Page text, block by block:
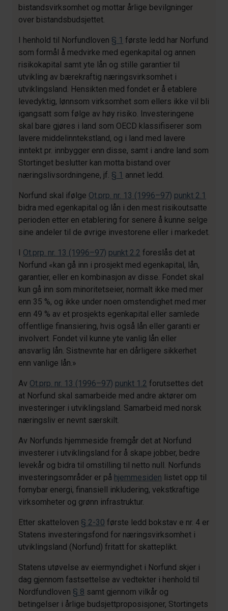
bistandsvirksomhet og mottar årlige bevilgninger
over bistandsbudsjettet.
I henhold til Norfundloven § 1 første ledd har Norfund
som formål å medvirke med egenkapital og annen
risikokapital samt yte lån og stille garantier til
utvikling av bærekraftig næringsvirksomhet i
utviklingsland. Hensikten med fondet er å etablere
levedyktig, lønnsom virksomhet som ellers ikke vil bli
igangsatt som følge av høy risiko. Investeringene
skal bare gjøres i land som OECD klassifiserer som
lavere middelinntekstland, og i land med lavere
inntekt pr. innbygger enn disse, samt i andre land som
Stortinget beslutter kan motta bistand over
næringslivsordningene, jf. § 1 annet ledd.
Norfund skal ifølge Ot.prp. nr. 13 (1996–97) punkt 2.1
bidra med egenkapital og lån i den mest risikoutsatte
perioden etter en etablering for senere å kunne selge
sine andeler til de øvrige investorene eller i markedet.
I Ot.prp. nr. 13 (1996–97) punkt 2.2 foreslås det at
Norfund «kan gå inn i prosjekt med egenkapital, lån,
garantier, eller en kombinasjon av disse. Fondet skal
kun gå inn som minoritetseier, normalt ikke med mer
enn 35 %, og ikke under noen omstendighet med mer
enn 49 % av et prosjekts egenkapital eller samlede
offentlige finansiering, hvis også lån eller garanti er
involvert. Fondet vil kunne yte vanlig lån eller
ansvarlig lån. Sistnevnte har en dårligere sikkerhet
enn vanlige lån.»
Av Ot.prp. nr. 13 (1996–97) punkt 1.2 forutsettes det
at Norfund skal samarbeide med andre aktører om
investeringer i utviklingsland. Samarbeid med norsk
næringsliv er nevnt særskilt.
Av Norfunds hjemmeside fremgår det at Norfund
investerer i utviklingsland for å skape jobber, bedre
levekår og bidra til omstilling til netto null. Norfunds
investeringsområder er på hjemmesiden listet opp til
fornybar energi, finansiell inkludering, vekstkraftige
virksomheter og grønn infrastruktur.
Etter skatteloven § 2-30 første ledd bokstav e nr. 4 er
Statens investeringsfond for næringsvirksomhet i
utviklingsland (Norfund) fritatt for skatteplikt.
Statens utøvelse av eiermyndighet i Norfund skjer i
dag gjennom fastsettelse av vedtekter i henhold til
Nordfundloven § 8 samt gjennom vilkår og
betingelser i årlige budsjettproposisjoner, Stortingets